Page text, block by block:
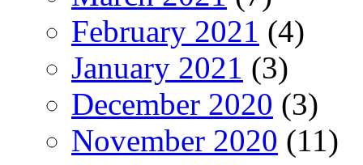
February 2021 (4)
January 2021 (3)
December 2020 (3)
November 2020 (11)